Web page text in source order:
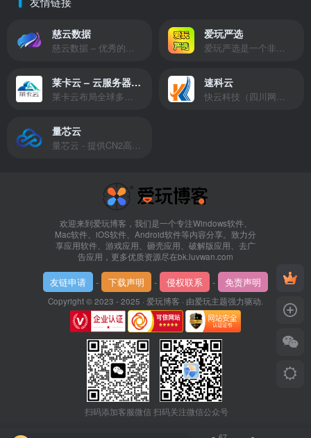
慈云数据
慈云数据 – 优秀的云服务器服务商，提供最具有性价比的产品。慈云数据是开发者必不可少的良心云
爱玩严选
爱玩严选是一个非常有保障且性价比极高的虚拟商城，包括但不限于苹果证书、技术指导、会员充值等多种虚拟服务！
莱卡云 – 云服务器提供商
莱卡云布局全球多个地理区域。提供服务有：境外云服务器、国内云服务器、独立服务器、服务器托管、CDN、SSL证书、游戏服务器等业务。
速科云
快云科技（四川网联快云科技有限公司）成立于2021年，主营互联网业务平台服务提供商。公司专注为用户提供低价高性能云计算产品，致力于云计算应用的易用性开发，并引导云计算在国内普及
量芯云
量芯云 - 提供CN2高速香港美国云服务器&专业高防服务器租用等云服务器供应商
欢迎来到爱玩博客，我们是一个专注Windows软件、
Mac软件、iOS软件、Android软件等内容分享。致力分
享应用软件、游戏应用、砸壳应用、破解版应用、去广
告应用，更多优质资源尽在bk.luvwan.com
友链申请 - 下载声明 - 侵权联系 - 免责声明
Copyright © 2023 - 2025 · 爱玩博客 · 由爱玩主题强力驱动.
扫码添加客服微信扫码关注微信公众号